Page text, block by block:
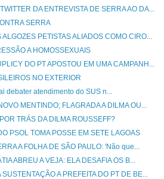
DA ENTREVISTA DE SERRA AO DA...
SERRA
ALGOZES PETISTAS ALIADOS COMO CIRO...
A HOMOSSEXUAIS
DO PT APOSTOU EM UMA CAMPANH...
NO EXTERIOR
debater atendimento do SUS n...
MENTINDO; FLAGRADA A DILMA OU...
TRÁS DA DILMA ROUSSEFF?
PSOL TOMA POSSE EM SETE LAGOAS
A FOLHA DE SÃO PAULO: 'Não que...
ABREU A VEJA: ELA DESAFIA OS B...
A PREFEITA DO PT DE BE...